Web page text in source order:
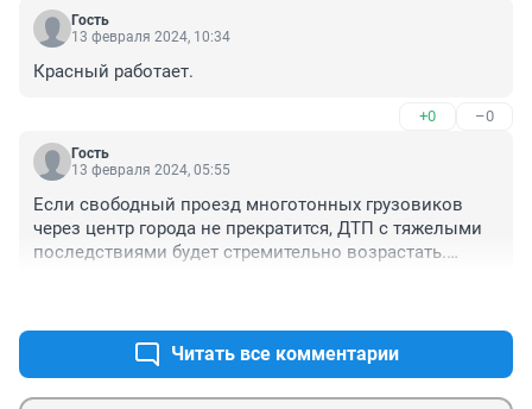
Гость
13 февраля 2024, 10:34
Красный работает.
+0 –0
Гость
13 февраля 2024, 05:55
Если свободный проезд многотонных грузовиков
через центр города не прекратится, ДТП с тяжелыми
последствиями будет стремительно возрастать.
такого не было и ни кто не оголодал.
Читать все комментарии